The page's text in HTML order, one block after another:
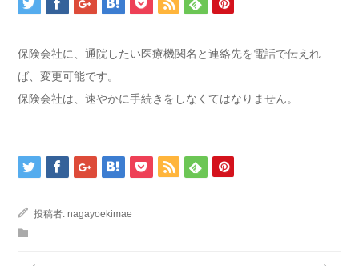
保険会社に、通院したい医療機関名と連絡先を電話で伝えれ
ば、変更可能です。
保険会社は、速やかに手続きをしなくてはなりません。
投稿者: nagayoekimae